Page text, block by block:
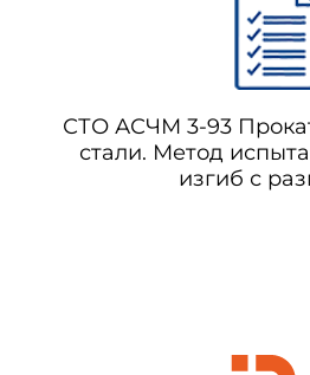
СТО АСЧМ 3-93
стали. Метод
изгиб с